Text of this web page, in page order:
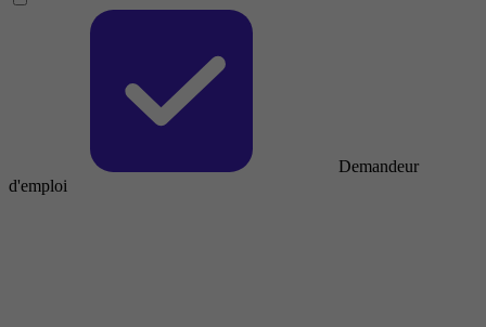
Demandeur
d'emploi